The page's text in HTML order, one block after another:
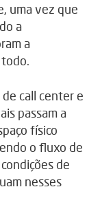
uma vez que
a
a
call center e
passam a
físico
o fluxo de
de
nesses